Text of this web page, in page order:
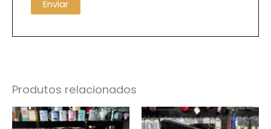
Produtos relacionados